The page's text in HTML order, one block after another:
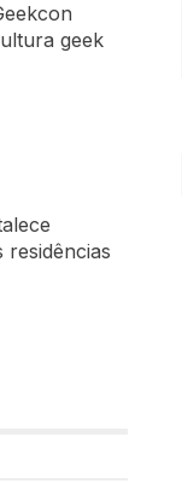
geek